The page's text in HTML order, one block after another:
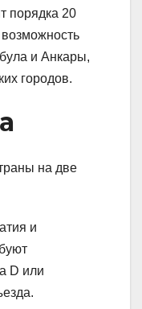
порядка 20
и Анкары,
городов.
на две
и
D или